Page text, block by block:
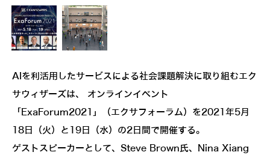
AIを利活用したサービスによる社会課題解決に取り組むエク
サウィザーズは、 オンラインイベント
「ExaForum2021」（エクサフォーラム）を2021年5月
18日（火）と19日（水）の2日間で開催する。
ゲストスピーカーとして、Steve Brown氏、Nina Xiang